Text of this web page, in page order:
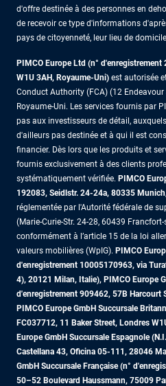
d'offre destinée à des personnes en
de recevoir ce type d'informations
pays de citoyenneté, leur lieu de
PIMCO Europe Ltd (n° d'enregistrement
W1U 3AH, Royaume-Uni) est autorisée
Conduct Authority (FCA) (12
Royaume-Uni. Les services fournis par
pas aux investisseurs de détail,
d'ailleurs pas destinée et à qui il est
financier. Dès lors que les produits et
fournis exclusivement à des clients
systématiquement vérifiée. PIMCO
192083, Seidlstr. 24-24a, 80335
réglementée par l'Autorité fédérale de
(Marie-Curie-Str. 24-28, 60439
conformément à l’article 15 de la loi
valeurs mobilières (WpIG). PIMCO
d'enregistrement 10005170963, via
4), 20121 Milan, Italie), PIMCO Europe
d'enregistrement 909462, 57B Harcourt
PIMCO Europe GmbH Succursale
FC037712, 11 Baker Street, Londres
Europe GmbH Succursale Espagnole
Castellana 43, Oficina 05-111, 28046
GmbH Succursale Française (n°
50–52 Boulevard Haussmann, 75009